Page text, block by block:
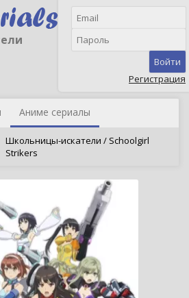
Войти
Регистрация
Аниме сериалы
Школьницы-искатели / Schoolgirl
Strikers